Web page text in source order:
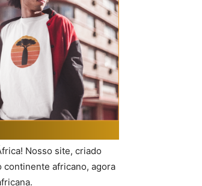
Nosso site, criado
africano, agora